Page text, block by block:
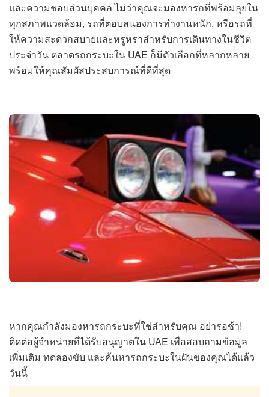
และความชอบส่วนบุคคล ไม่ว่าคุณจะมองหารถที่พร้อมลุยใน
ทุกสภาพแวดล้อม, รถที่ตอบสนองการทำงานหนัก, หรือรถที่
ให้ความสะดวกสบายและหรูหราสำหรับการเดินทางในชีวิต
ประจำวัน ตลาดรถกระบะใน UAE ก็มีตัวเลือกที่หลากหลาย
พร้อมให้คุณสัมผัสประสบการณ์ที่ดีที่สุด
หากคุณกำลังมองหารถกระบะที่ใช่สำหรับคุณ อย่ารอช้า!
ติดต่อผู้จำหน่ายที่ได้รับอนุญาตใน UAE เพื่อสอบถามข้อมูล
เพิ่มเติม ทดลองขับ และค้นหารถกระบะในฝันของคุณได้แล้ว
วันนี้